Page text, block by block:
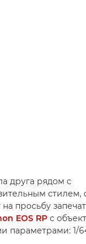
друга рядом с
стилем,
просьбу
EOS RP с
параметрами: 1/